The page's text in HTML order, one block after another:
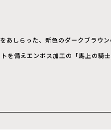
あしらった、新色のダークブラウ
を備えエンボス加工の「馬上の騎